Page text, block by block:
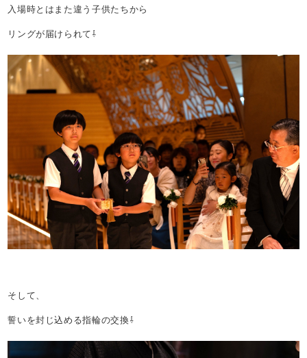
入場時とはまた違う子供たちから
リングが届けられて⇩
そして、
誓いを封じ込める指輪の交換⇩